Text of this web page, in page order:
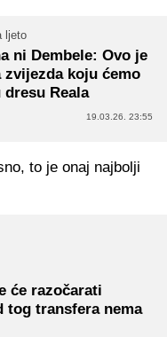
ljeto
ni Dembele: Ovo je
zvijezda koju ćemo
Reala
19.03.26. 23:55
to je onaj najbolji
će razočarati
tog transfera nema